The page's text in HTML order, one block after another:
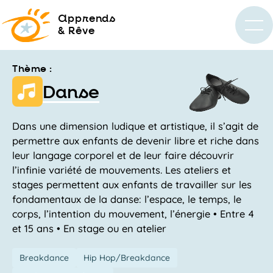
apprends
& Rêve
Thème :
Danse
Dans une dimension ludique et artistique, il s’agit de
permettre aux enfants de devenir libre et riche dans
leur langage corporel et de leur faire découvrir
l’infinie variété de mouvements. Les ateliers et
stages permettent aux enfants de travailler sur les
fondamentaux de la danse: l’espace, le temps, le
corps, l’intention du mouvement, l’énergie • Entre 4
et 15 ans • En stage ou en atelier
Breakdance
Hip Hop/Breakdance